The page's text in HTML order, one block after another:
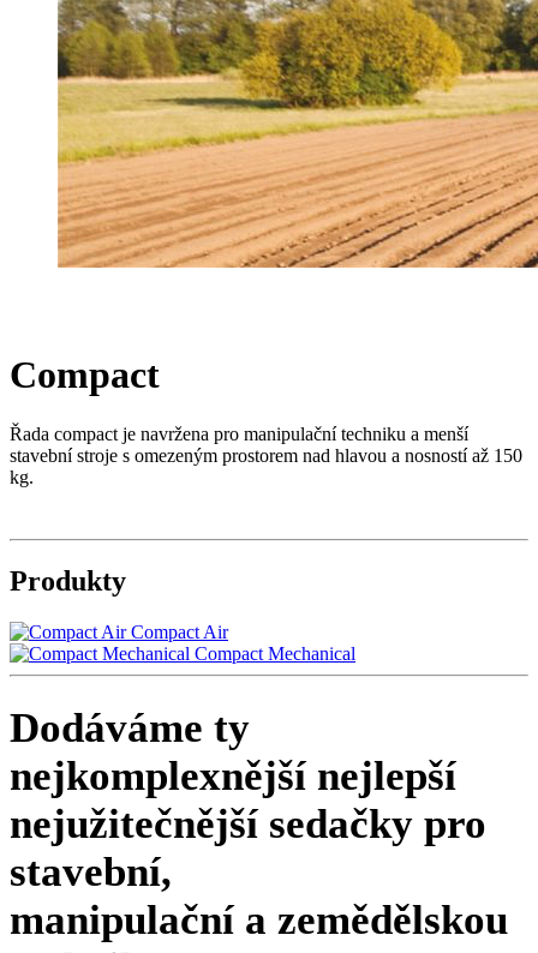
Compact
Řada compact je navržena pro manipulační techniku a menší
stavební stroje s omezeným prostorem nad hlavou a nosností až 150
kg.
Produkty
Compact Air
Compact Mechanical
Dodáváme ty
nejkomplexnější nejlepší
nejužitečnější sedačky pro
stavební,
manipulační a zemědělskou